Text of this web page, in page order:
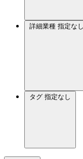
詳細業種 指定なし
タグ 指定なし